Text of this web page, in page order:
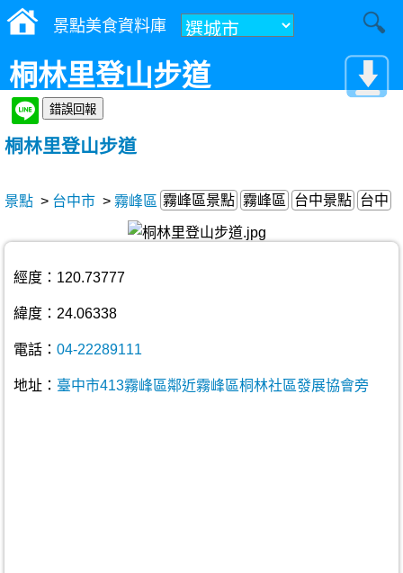
景點美食資料庫
桐林里登山步道
桐林里登山步道
景點 > 台中市 > 霧峰區 霧峰區景點 霧峰區 台中景點 台中
經度：120.73777
緯度：24.06338
電話： 04-22289111
地址： 臺中市413霧峰區鄰近霧峰區桐林社區發展協會旁